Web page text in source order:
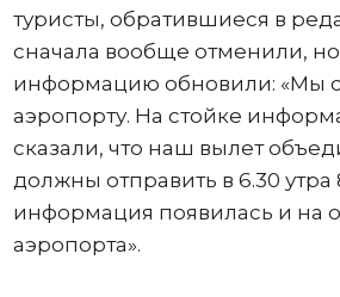
туристы, обратившиеся в
сначала вообще отменили,
информацию обновили: «Мы
аэропорту. На стойке
сказали, что наш вылет
должны отправить в 6.30 утра
информация появилась и на
аэропорта».